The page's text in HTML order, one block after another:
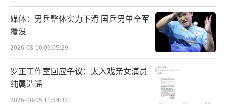
上。少年与角色的双向奔赴，这才刚刚开始。
（责任编辑：0882）
媒体：男乒整体实力下滑 国乒男单全军
覆没
2026-08-10 09:05:29
罗正工作室回应争议：太入戏亲女演员
纯属造谣
2026-08-05 11:54:32